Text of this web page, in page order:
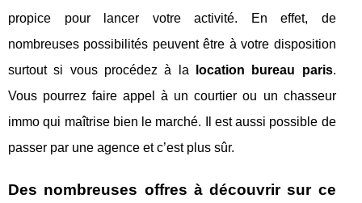
propice pour lancer votre activité. En effet, de
nombreuses possibilités peuvent être à votre disposition
surtout si vous procédez à la
location bureau paris.
Vous pourrez faire appel à un courtier ou un chasseur
immo qui maîtrise bien le marché. Il est aussi possible de
passer par une agence et c’est plus sûr.
Des nombreuses offres à découvrir sur ce